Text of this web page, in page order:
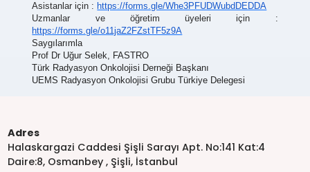
Asistanlar için : https://forms.gle/Whe3PFUDWubdDEDDA
Uzmanlar ve öğretim üyeleri için :
https://forms.gle/o11jaZ2FZstTF5z9A
Saygılarımla
Prof Dr Uğur Selek, FASTRO
Türk Radyasyon Onkolojisi Derneği Başkanı
UEMS Radyasyon Onkolojisi Grubu Türkiye Delegesi
Adres
Halaskargazi Caddesi Şişli Sarayı Apt. No:141 Kat:4
Daire:8, Osmanbey , Şişli, İstanbul